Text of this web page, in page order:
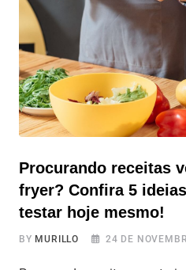
Vamos a
Procurando receitas
fryer? Confira 5
testar hoje mesmo!
BYMURILLO 24 DE